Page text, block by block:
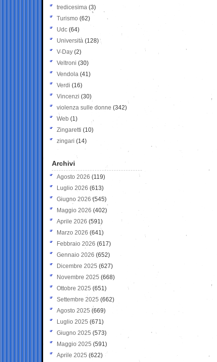
tredicesima (3)
Turismo (62)
Udc (64)
Università (128)
V-Day (2)
Veltroni (30)
Vendola (41)
Verdi (16)
Vincenzi (30)
violenza sulle donne (342)
Web (1)
Zingaretti (10)
zingari (14)
Archivi
Agosto 2026 (119)
Luglio 2026 (613)
Giugno 2026 (545)
Maggio 2026 (402)
Aprile 2026 (591)
Marzo 2026 (641)
Febbraio 2026 (617)
Gennaio 2026 (652)
Dicembre 2025 (627)
Novembre 2025 (668)
Ottobre 2025 (651)
Settembre 2025 (662)
Agosto 2025 (669)
Luglio 2025 (671)
Giugno 2025 (573)
Maggio 2025 (591)
Aprile 2025 (622)